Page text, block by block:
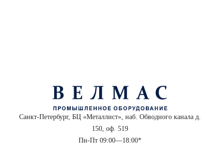
Санкт-Петербург, БЦ «Металлист», наб. Обводного канала д.
150, оф. 519
Пн-Пт 09:00—18:00*